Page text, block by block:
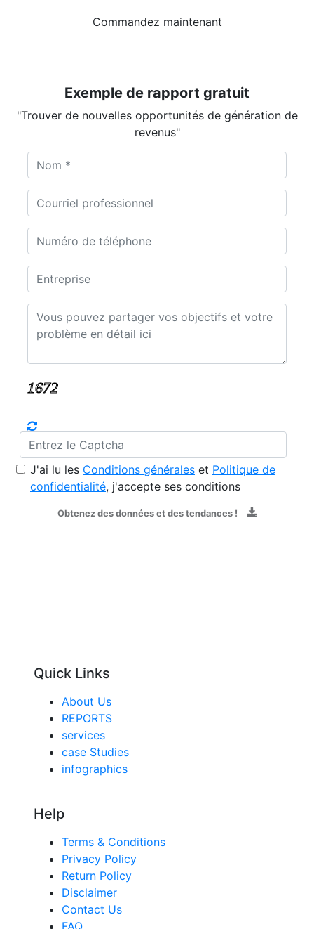
Commandez maintenant
Exemple de rapport gratuit
"Trouver de nouvelles opportunités de génération de
revenus"
J'ai lu les Conditions générales et Politique de
confidentialité, j'accepte ses conditions
Obtenez des données et des tendances !
Quick Links
About Us
REPORTS
services
case Studies
infographics
Help
Terms & Conditions
Privacy Policy
Return Policy
Disclaimer
Contact Us
FAQ